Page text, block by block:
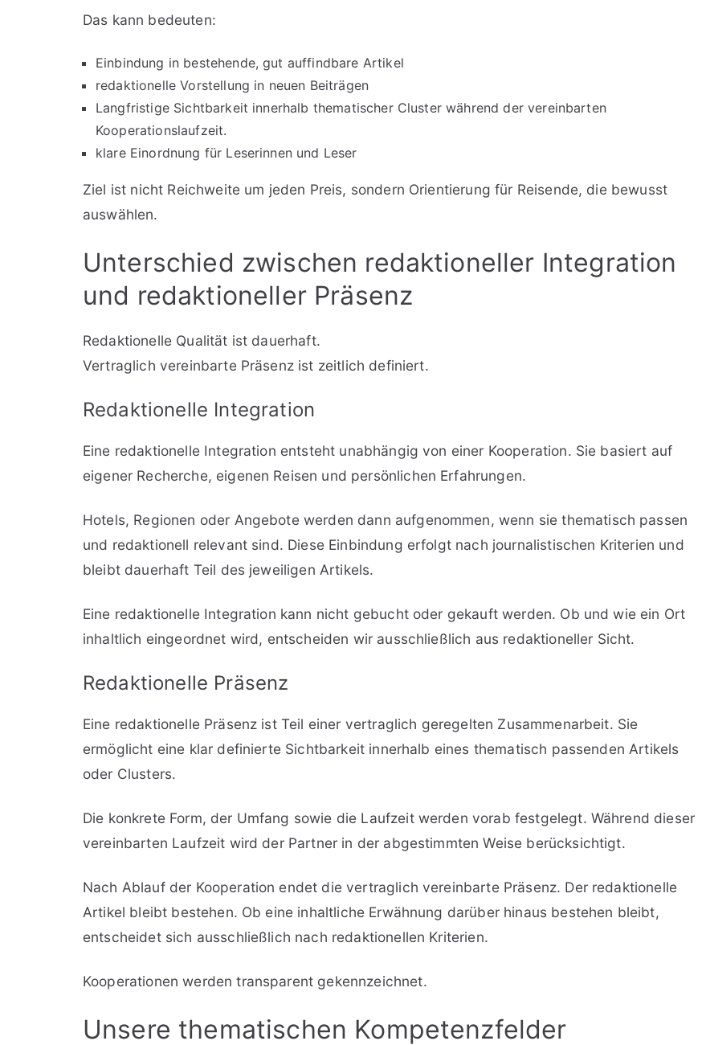
Das kann bedeuten:
Einbindung in bestehende, gut auffindbare Artikel
redaktionelle Vorstellung in neuen Beiträgen
Langfristige Sichtbarkeit innerhalb thematischer Cluster während der vereinbarten
Kooperationslaufzeit.
klare Einordnung für Leserinnen und Leser
Ziel ist nicht Reichweite um jeden Preis, sondern Orientierung für Reisende, die bewusst
auswählen.
Unterschied zwischen redaktioneller Integration
und redaktioneller Präsenz
Redaktionelle Qualität ist dauerhaft.
Vertraglich vereinbarte Präsenz ist zeitlich definiert.
Redaktionelle Integration
Eine redaktionelle Integration entsteht unabhängig von einer Kooperation. Sie basiert auf
eigener Recherche, eigenen Reisen und persönlichen Erfahrungen.
Hotels, Regionen oder Angebote werden dann aufgenommen, wenn sie thematisch passen
und redaktionell relevant sind. Diese Einbindung erfolgt nach journalistischen Kriterien und
bleibt dauerhaft Teil des jeweiligen Artikels.
Eine redaktionelle Integration kann nicht gebucht oder gekauft werden. Ob und wie ein Ort
inhaltlich eingeordnet wird, entscheiden wir ausschließlich aus redaktioneller Sicht.
Redaktionelle Präsenz
Eine redaktionelle Präsenz ist Teil einer vertraglich geregelten Zusammenarbeit. Sie
ermöglicht eine klar definierte Sichtbarkeit innerhalb eines thematisch passenden Artikels
oder Clusters.
Die konkrete Form, der Umfang sowie die Laufzeit werden vorab festgelegt. Während dieser
vereinbarten Laufzeit wird der Partner in der abgestimmten Weise berücksichtigt.
Nach Ablauf der Kooperation endet die vertraglich vereinbarte Präsenz. Der redaktionelle
Artikel bleibt bestehen. Ob eine inhaltliche Erwähnung darüber hinaus bestehen bleibt,
entscheidet sich ausschließlich nach redaktionellen Kriterien.
Kooperationen werden transparent gekennzeichnet.
Unsere thematischen Kompetenzfelder